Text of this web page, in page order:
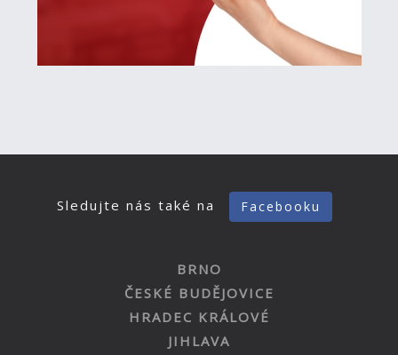
Sledujte nás také na Facebooku
BRNO
ČESKÉ BUDĚJOVICE
HRADEC KRÁLOVÉ
JIHLAVA